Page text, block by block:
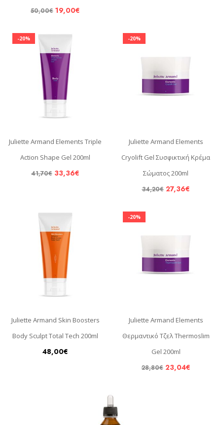
50,00€ 19,00€
-20%
Juliette Armand Elements Triple
Action Shape Gel 200ml
41,70€ 33,36€
-20%
Juliette Armand Elements
Cryolift Gel Συσφικτική Κρέμα
Σώματος 200ml
34,20€ 27,36€
Juliette Armand Skin Boosters
Body Sculpt Total Tech 200ml
48,00€
-20%
Juliette Armand Elements
Θερμαντικό Τζελ Thermoslim
Gel 200ml
28,80€ 23,04€